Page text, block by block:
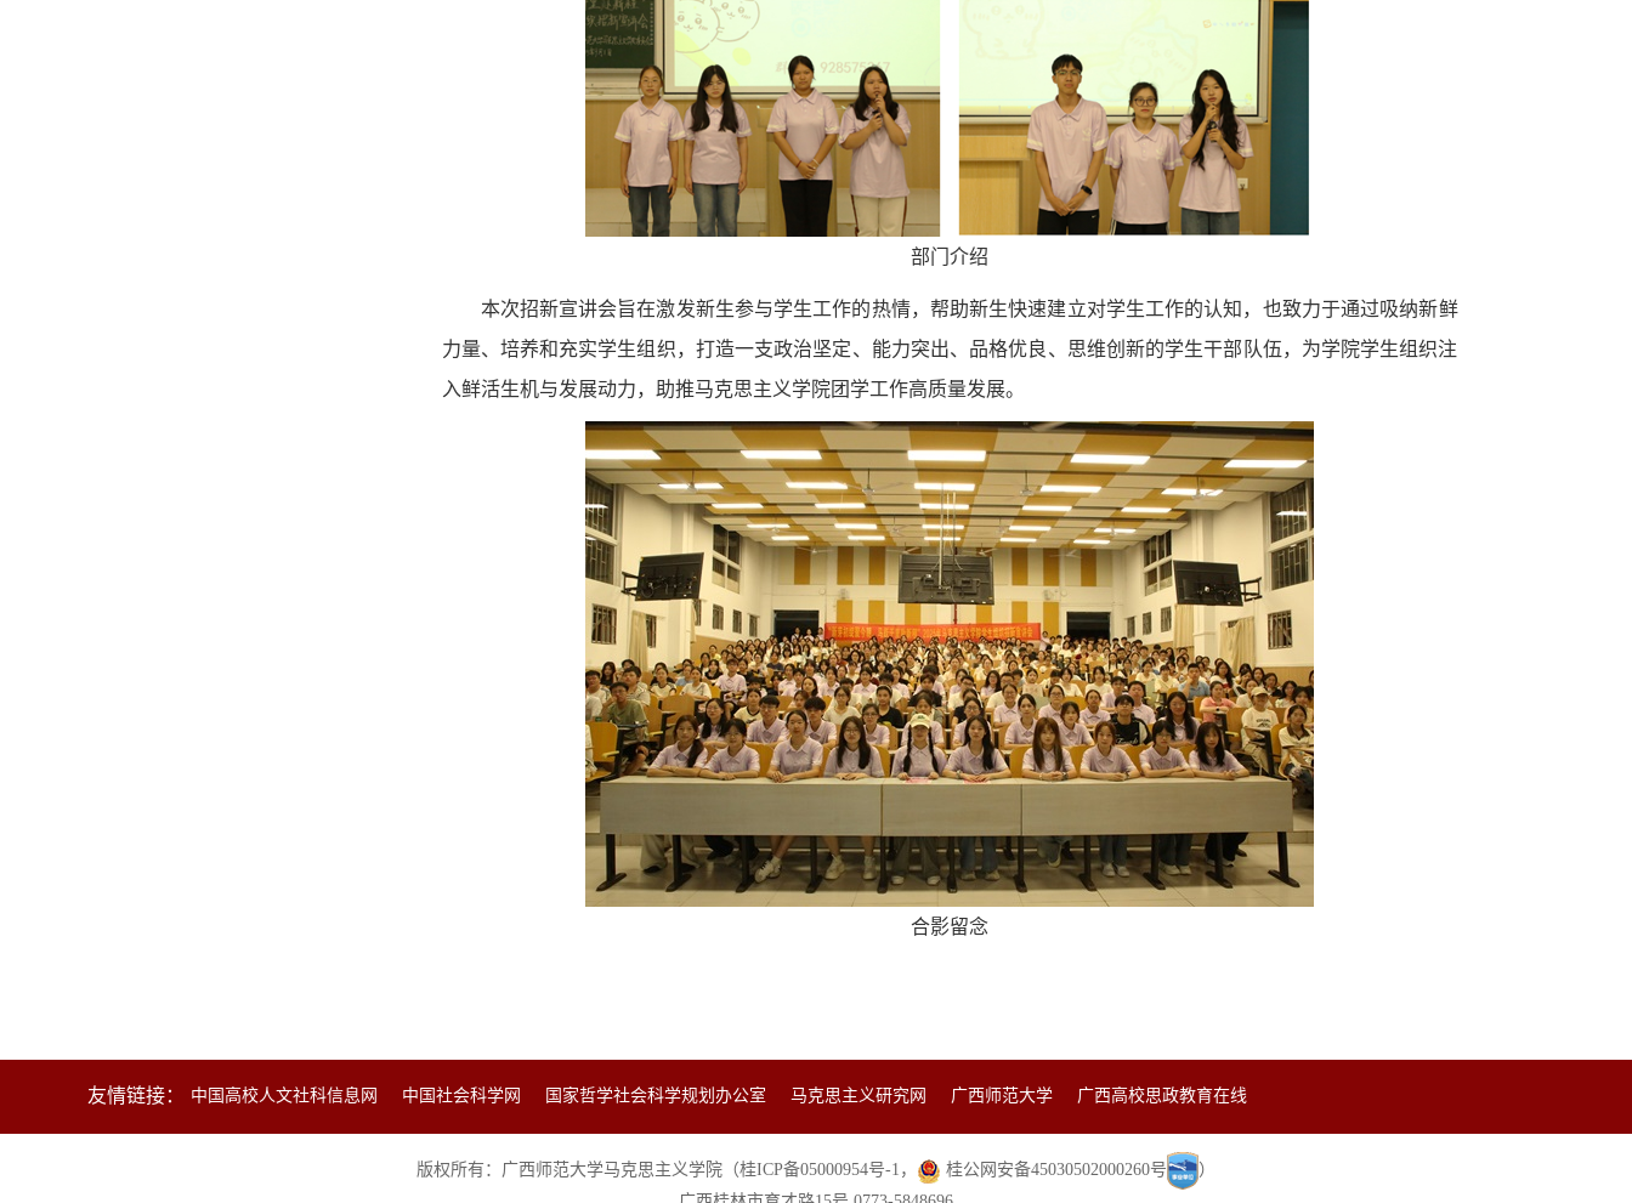
部门介绍
本次招新宣讲会旨在激发新生参与学生工作的热情，帮助新生快速建立对学生工作的认知，也致力于通过吸纳新鲜
力量、培养和充实学生组织，打造一支政治坚定、能力突出、品格优良、思维创新的学生干部队伍，为学院学生组织注
入鲜活生机与发展动力，助推马克思主义学院团学工作高质量发展。
合影留念
友情链接： 中国高校人文社科信息网 中国社会科学网 国家哲学社会科学规划办公室 马克思主义研究网 广西师范大学 广西高校思政教育在线
版权所有：广西师范大学马克思主义学院（桂ICP备05000954号-1， 桂公网安备45030502000260号
）